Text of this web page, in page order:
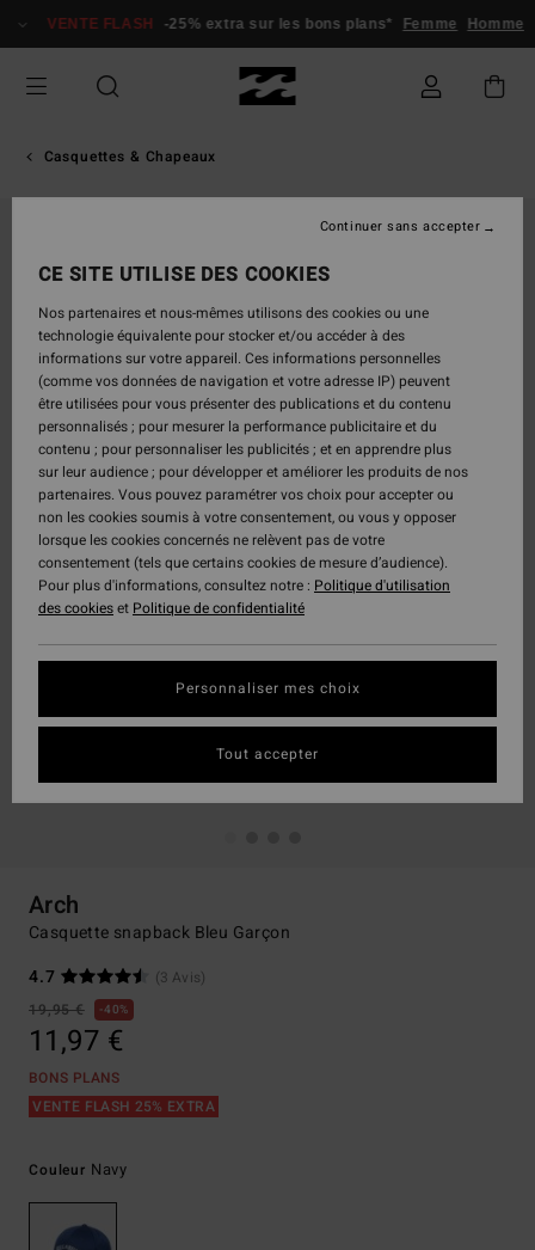
VENTE FLASH -25% extra sur les bons plans* Femme Homme
Casquettes & Chapeaux
Arch
Casquette snapback Bleu Garçon
4.7
(3 Avis)
19,95 €
40%
11,97 €
BONS PLANS
VENTE FLASH 25% EXTRA
Couleur Navy
CE SITE UTILISE DES COOKIES
Nos partenaires et nous-mêmes utilisons des cookies ou une
technologie équivalente pour stocker et/ou accéder à des
informations sur votre appareil. Ces informations personnelles
(comme vos données de navigation et votre adresse IP) peuvent
être utilisées pour vous présenter des publications et du contenu
personnalisés ; pour mesurer la performance publicitaire et du
contenu ; pour personnaliser les publicités ; et en apprendre plus
sur leur audience ; pour développer et améliorer les produits de nos
partenaires. Vous pouvez paramétrer vos choix pour accepter ou
non les cookies soumis à votre consentement, ou vous y opposer
lorsque les cookies concernés ne relèvent pas de votre
consentement (tels que certains cookies de mesure d’audience).
Pour plus d'informations, consultez notre : Politique d'utilisation
des cookieset Politique de confidentialité
Personnaliser mes choix
Continuer sans accepter
Tout accepter